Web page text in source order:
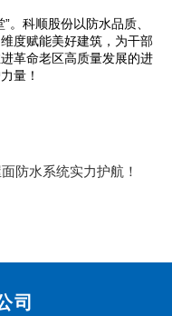
。科顺股份以防水品质、
度赋能美好建筑，为干部
革命老区高质量发展的进
量！
防水系统实力护航！
司